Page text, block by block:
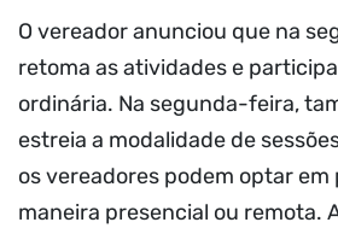
O vereador anunciou que na
retoma as atividades e
ordinária. Na segunda-feira,
estreia a modalidade de
os vereadores podem optar
maneira presencial ou remota.